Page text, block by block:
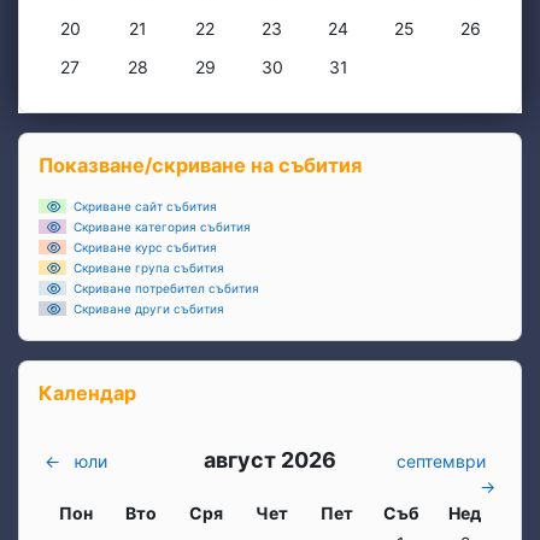
Няма събития, понеделник, 20 октомври
20 Няма събития, вторник, 21 октомври
21 Няма събития, сряда, 22 октомври
22 Няма събития, четвъртък, 23
23 Няма събития, петък, 24
24 Няма събития,
25 Няма
26
Няма събития, понеделник, 27 октомври
27 Няма събития, вторник, 28 октомври
28 Няма събития, сряда, 29 октомври
29 Няма събития, четвъртък, 30
30 Няма събития, петък, 31
31
Блокове
Прескочи Показване/скриване на събития
Показване/скриване на събития
Скриване сайт събития
Скриване категория събития
Скриване курс събития
Скриване група събития
Скриване потребител събития
Скриване други събития
Прескочи Календар
Календар
← юли август 2026
септември
→
Понеделник
Пон вторник
Вто Сряда
Сря четвъртък
Чет петък
Пет събота
Съб неделя
Нед